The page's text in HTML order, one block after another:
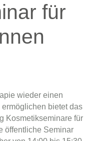
für
wieder einen
bietet das
Kosmetikseminare für
öffentliche Seminar